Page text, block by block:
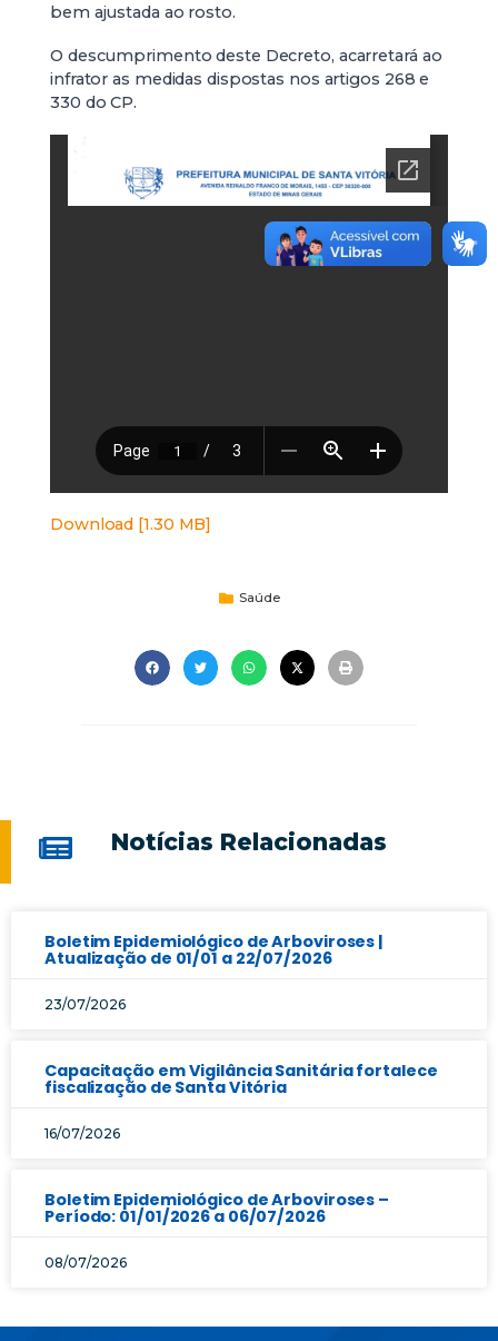
bem ajustada ao rosto.
O descumprimento deste Decreto, acarretará ao
infrator as medidas dispostas nos artigos 268 e
330 do CP.
Download [1.30 MB]
Saúde
Notícias Relacionadas
Boletim Epidemiológico de Arboviroses |
Atualização de 01/01 a 22/07/2026
23/07/2026
Capacitação em Vigilância Sanitária fortalece
fiscalização de Santa Vitória
16/07/2026
Boletim Epidemiológico de Arboviroses –
Período: 01/01/2026 a 06/07/2026
08/07/2026